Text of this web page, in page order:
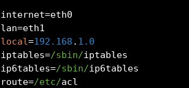
internet=eth0
lan=
local=192.168 . 1.0
iptables=/sbin/iptables
ip6tables=/sbin/ip6tables
route=/etc/acl